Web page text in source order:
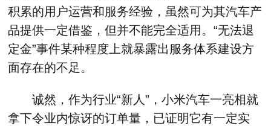
积累的用户运营和服务经验，虽然可为其汽车产
品提供一定借鉴，但并不能完全适用。“无法退
定金”事件某种程度上就暴露出服务体系建设方
面存在的不足。
诚然，作为行业“新人”，小米汽车一亮相就
拿下令业内惊讶的订单量，已证明它有一定实